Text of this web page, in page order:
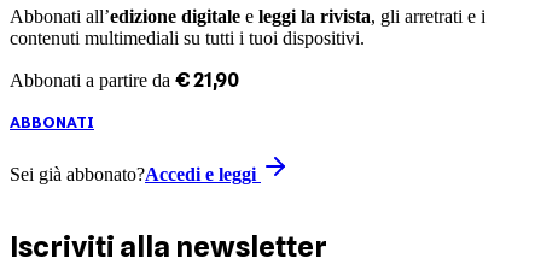
Abbonati all’edizione digitale e leggi la rivista, gli arretrati e i
contenuti multimediali su tutti i tuoi dispositivi.
Abbonati a partire da €21 ,90
ABBONATI
Sei già abbonato?Accedi e leggi
Iscriviti alla newsletter